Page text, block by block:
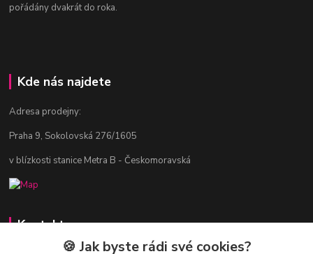
pořádány dvakrát do roka.
Kde nás najdete
Adresa prodejny:
Praha 9, Sokolovská 276/1605
v blízkosti stanice Metra B - Českomoravská
Kontakty
🍪 Jak byste rádi své cookies?